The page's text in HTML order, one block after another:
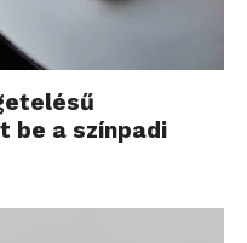
be a színpadi